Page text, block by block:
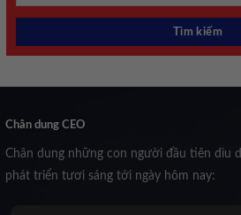
Chân dung CEO
Chân dung những con người đầu tiên dìu
phát triển tươi sáng tới ngày hôm nay: